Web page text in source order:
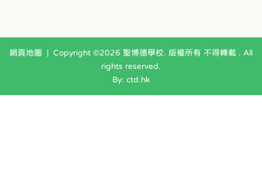
網頁地圖 | Copyright ©2026 聖博德學校. 版權所有 不得轉載 . All
rights reserved.
By: ctd.hk